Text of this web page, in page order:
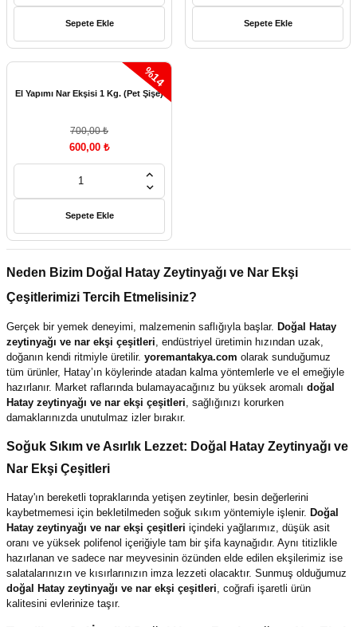
Sepete Ekle Sepete Ekle
%14
El Yapımı Nar Ekşisi 1 Kg. (Pet Şişe)
700,00 ₺
600,00 ₺
Sepete Ekle
Neden Bizim Doğal Hatay Zeytinyağı ve Nar Ekşi
Çeşitlerimizi Tercih Etmelisiniz?
Gerçek bir yemek deneyimi, malzemenin saflığıyla başlar. Doğal Hatay
zeytinyağı ve nar ekşi çeşitleri , endüstriyel üretimin hızından uzak,
doğanın kendi ritmiyle üretilir. yoremantakya.com olarak sunduğumuz
tüm ürünler, Hatay’ın köylerinde atadan kalma yöntemlerle ve el emeğiyle
hazırlanır. Market raflarında bulamayacağınız bu yüksek aromalı doğal
Hatay zeytinyağı ve nar ekşi çeşitleri , sağlığınızı korurken
damaklarınızda unutulmaz izler bırakır.
Soğuk Sıkım ve Asırlık Lezzet: Doğal Hatay Zeytinyağı ve
Nar Ekşi Çeşitleri
Hatay'ın bereketli topraklarında yetişen zeytinler, besin değerlerini
kaybetmemesi için bekletilmeden soğuk sıkım yöntemiyle işlenir. Doğal
Hatay zeytinyağı ve nar ekşi çeşitleri içindeki yağlarımız, düşük asit
oranı ve yüksek polifenol içeriğiyle tam bir şifa kaynağıdır. Aynı titizlikle
hazırlanan ve sadece nar meyvesinin özünden elde edilen ekşilerimiz ise
salatalarınızın ve kısırlarınızın imza lezzeti olacaktır. Sunmuş olduğumuz
doğal Hatay zeytinyağı ve nar ekşi çeşitleri , coğrafi işaretli ürün
kalitesini evlerinize taşır.